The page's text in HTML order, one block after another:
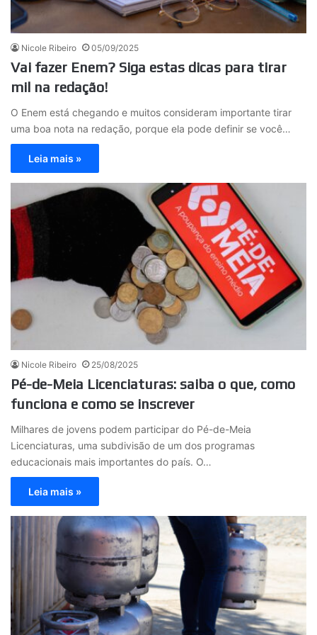
Nicole Ribeiro 05/09/2025
Vai fazer Enem? Siga estas dicas para tirar
mil na redação!
O Enem está chegando e muitos consideram importante tirar
uma boa nota na redação, porque ela pode definir se você…
Leia mais »
Nicole Ribeiro 25/08/2025
Pé-de-Meia Licenciaturas: saiba o que, como
funciona e como se inscrever
Milhares de jovens podem participar do Pé-de-Meia
Licenciaturas, uma subdivisão de um dos programas
educacionais mais importantes do país. O…
Leia mais »